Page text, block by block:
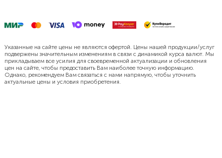
Указанные на сайте цены не являются офертой. Цены нашей продукции/услуг
подвержены значительным изменениям в связи с динамикой курса валют. Мы
прикладываем все усилия для своевременной актуализации и обновления
цен на сайте, чтобы предоставить Вам наиболее точную информацию.
Однако, рекомендуем Вам связаться с нами напрямую, чтобы уточнить
актуальные цены и условия приобретения.